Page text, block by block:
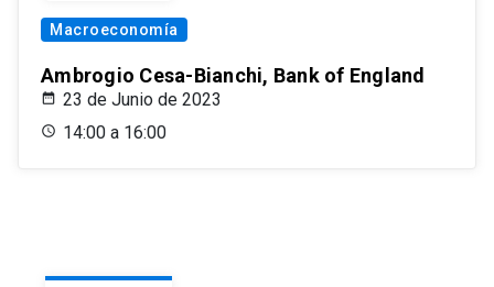
Macroeconomía
Ambrogio Cesa-Bianchi, Bank of England
23 de Junio de 2023
14:00 a 16:00